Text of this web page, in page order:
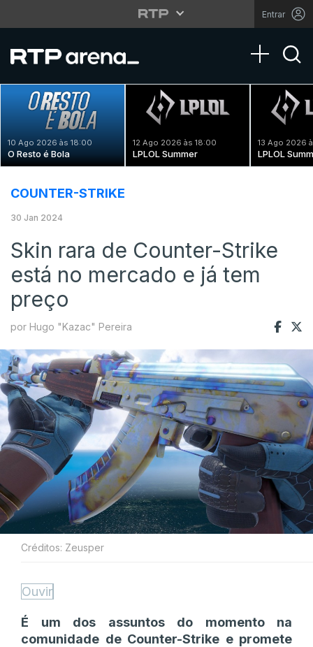
Entrar
Toggle
10 Ago 2026 às 18:00
O Resto é Bola
12 Ago 2026 às 18:00
LPLOL Summer
13 Ago 2026
LPLOL
COUNTER-STRIKE
30 Jan 2024
Skin rara de Counter-Strike
está no mercado e já tem
preço
por Hugo "Kazac" Pereira
Créditos: Zeusper
Ouvir
É um dos assuntos do momento na
comunidade de Counter-Strike e promete